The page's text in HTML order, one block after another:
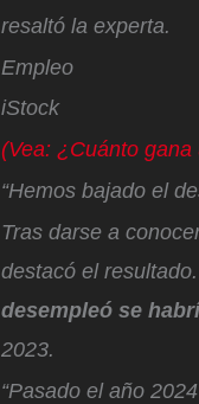
resaltó la experta.
Empleo
iStock
(Vea: ¿Cuánto
“Hemos bajado el
Tras darse a
destacó el
desempleó se
2023.
“Pasado el año